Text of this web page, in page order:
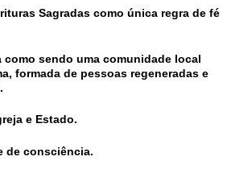
Sagradas como única regra de fé
como sendo uma comunidade local
formada de pessoas regeneradas e
e Estado.
de consciência.